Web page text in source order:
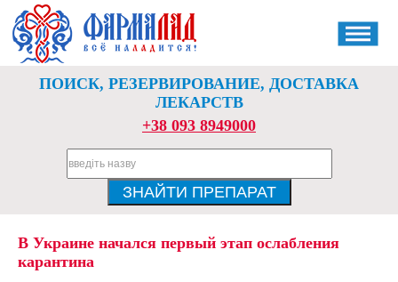
ПОИСК, РЕЗЕРВИРОВАНИЕ, ДОСТАВКА
ЛЕКАРСТВ
+38 093 8949000
В Украине начался первый этап ослабления
карантина